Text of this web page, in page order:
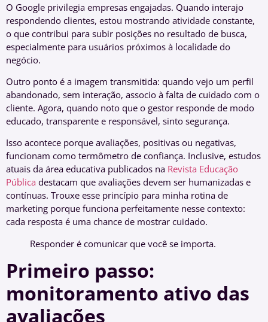
O Google privilegia empresas engajadas. Quando interajo
respondendo clientes, estou mostrando atividade constante,
o que contribui para subir posições no resultado de busca,
especialmente para usuários próximos à localidade do
negócio.
Outro ponto é a imagem transmitida: quando vejo um perfil
abandonado, sem interação, associo à falta de cuidado com o
cliente. Agora, quando noto que o gestor responde de modo
educado, transparente e responsável, sinto segurança.
Isso acontece porque avaliações, positivas ou negativas,
funcionam como termômetro de confiança. Inclusive, estudos
atuais da área educativa publicados na Revista Educação
Pública destacam que avaliações devem ser humanizadas e
contínuas. Trouxe esse princípio para minha rotina de
marketing porque funciona perfeitamente nesse contexto:
cada resposta é uma chance de mostrar cuidado.
Responder é comunicar que você se importa.
Primeiro passo:
monitoramento ativo das
avaliações